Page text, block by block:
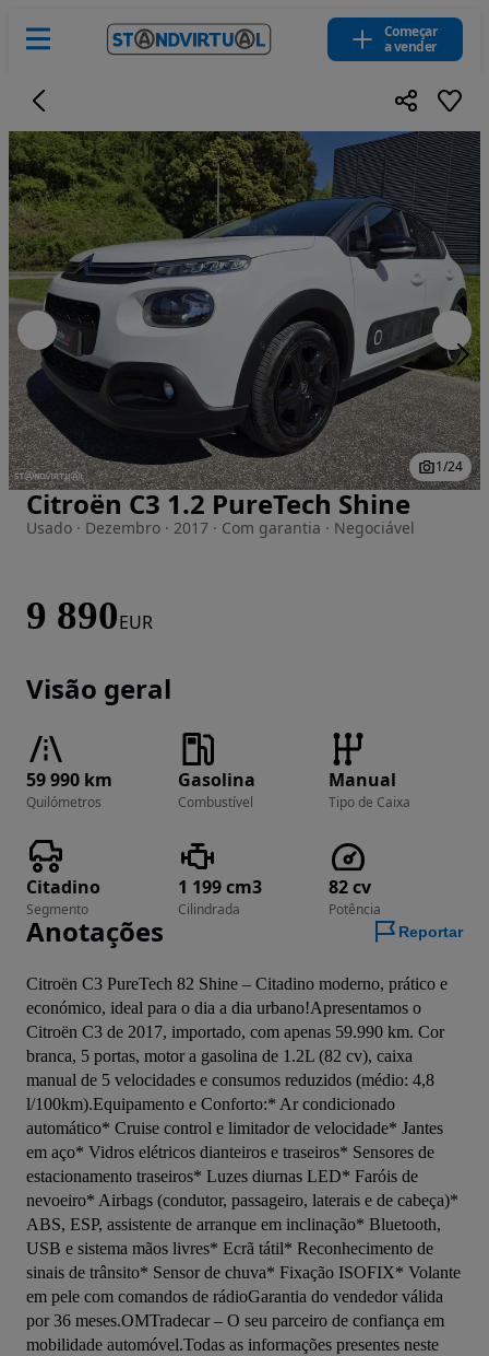
Começar
a vender
Imagem 1 de 24
1/24
Citroën C3 1.2 PureTech Shine
Usado · Dezembro · 2017 · Com garantia · Negociável
9 890EUR
Visão geral
59 990 km
Quilómetros
Gasolina
Combustível
Manual
Tipo de Caixa
Citadino
Segmento
1 199 cm3
Cilindrada
82 cv
Potência
Anotações Reportar
Citroën C3 PureTech 82 Shine – Citadino moderno, prático e
económico, ideal para o dia a dia urbano!Apresentamos o
Citroën C3 de 2017, importado, com apenas 59.990 km. Cor
branca, 5 portas, motor a gasolina de 1.2L (82 cv), caixa
manual de 5 velocidades e consumos reduzidos (médio: 4,8
l/100km).Equipamento e Conforto:* Ar condicionado
automático* Cruise control e limitador de velocidade* Jantes
em aço* Vidros elétricos dianteiros e traseiros* Sensores de
estacionamento traseiros* Luzes diurnas LED* Faróis de
nevoeiro* Airbags (condutor, passageiro, laterais e de cabeça)*
ABS, ESP, assistente de arranque em inclinação* Bluetooth,
USB e sistema mãos livres* Ecrã tátil* Reconhecimento de
sinais de trânsito* Sensor de chuva* Fixação ISOFIX* Volante
em pele com comandos de rádioGarantia do vendedor válida
por 36 meses.OMTradecar – O seu parceiro de confiança em
mobilidade automóvel.Todas as informações presentes neste